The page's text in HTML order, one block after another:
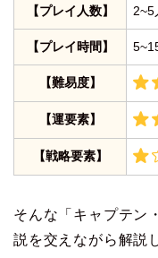
【プレイ人数】 2~5
【プレイ時間】
【難易度】
【運要素】
【戦略要素】
そんな「キャプテン
説を交えながら解説